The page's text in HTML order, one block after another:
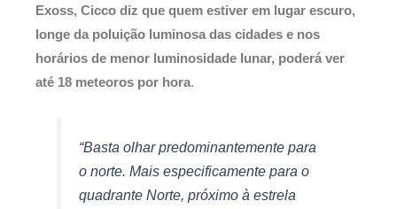
Exoss, Cicco diz que quem estiver em lugar escuro,
longe da poluição luminosa das cidades e nos
horários de menor luminosidade lunar, poderá ver
até 18 meteoros por hora.
“Basta olhar predominantemente para
o norte. Mais especificamente para o
quadrante Norte, próximo à estrela